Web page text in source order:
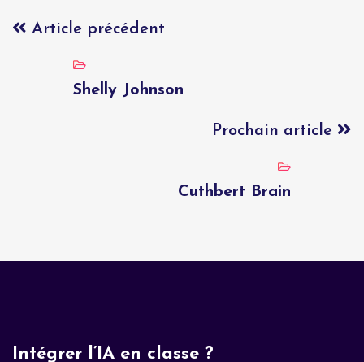
Article précédent
Shelly Johnson
Prochain article
Cuthbert Brain
Intégrer l’IA en classe ?